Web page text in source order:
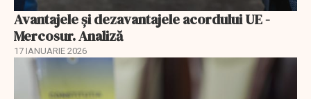
Avantajele şi dezavantajele acordului UE -
Mercosur. Analiză
17 IANUARIE 2026